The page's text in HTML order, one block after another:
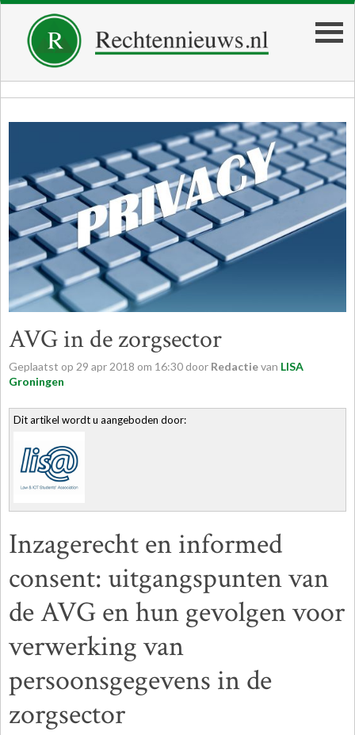
AVG in de zorgsector
Geplaatst op 29 apr 2018 om 16:30 door Redactievan LISA
Groningen
Dit artikel wordt u aangeboden door:
Inzagerecht en informed
consent: uitgangspunten van
de AVG en hun gevolgen voor
verwerking van
persoonsgegevens in de
zorgsector